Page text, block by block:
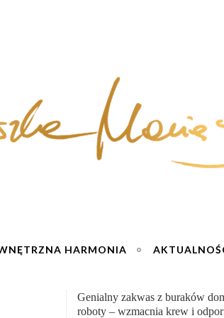
HARMONIA
„Przemiana” Podróż do siły i